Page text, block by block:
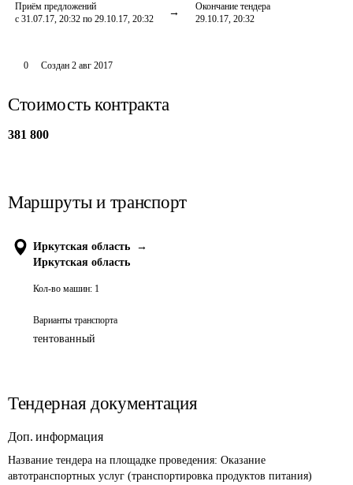
Приём предложений
с 31.07.17, 20:32 по 29.10.17, 20:32
Окончание тендера
29.10.17, 20:32
0 Создан 2 авг 2017
Стоимость контракта
381 800
Маршруты и транспорт
Иркутская область
→
Иркутская область
Кол-во машин: 1
Варианты транспорта
тентованный
Тендерная документация
Доп. информация
Название тендера на площадке проведения: Оказание
автотранспортных услуг (транспортировка продуктов питания)